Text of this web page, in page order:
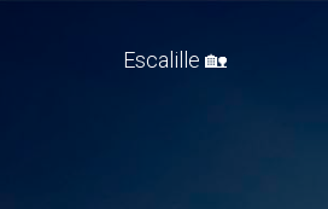
Escalille 🏡